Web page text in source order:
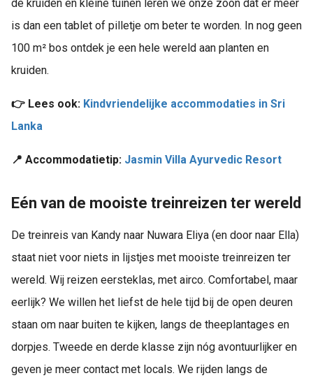
de kruiden en kleine tuinen leren we onze zoon dat er meer
is dan een tablet of pilletje om beter te worden. In nog geen
100 m² bos ontdek je een hele wereld aan planten en
kruiden.
👉 Lees ook: Kindvriendelijke accommodaties in Sri
Lanka
📍 Accommodatietip: Jasmin Villa Ayurvedic Resort
Eén van de mooiste treinreizen ter wereld
De treinreis van Kandy naar Nuwara Eliya (en door naar Ella)
staat niet voor niets in lijstjes met mooiste treinreizen ter
wereld. Wij reizen eersteklas, met airco. Comfortabel, maar
eerlijk? We willen het liefst de hele tijd bij de open deuren
staan om naar buiten te kijken, langs de theeplantages en
dorpjes. Tweede en derde klasse zijn nóg avontuurlijker en
geven je meer contact met locals. We rijden langs de